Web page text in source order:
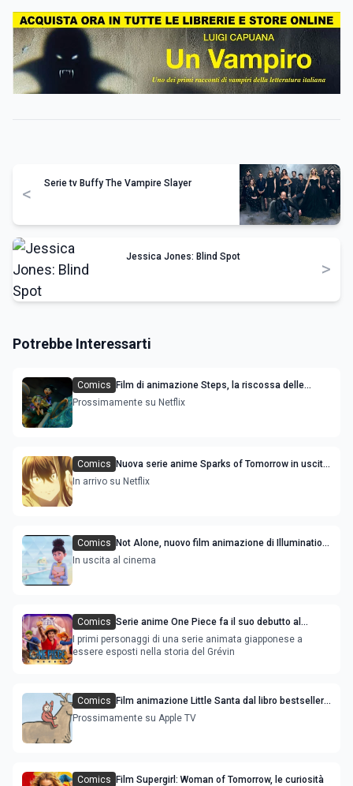
<
Serie tv Buffy The Vampire Slayer
Jessica Jones: Blind Spot
>
Potrebbe Interessarti
Comics Film di animazione Steps, la riscossa delle
sorellastre di Cenerentola: trama cast e uscita
Prossimamente su Netflix
Comics Nuova serie anime Sparks of Tomorrow in uscita
streaming: le anticipazioni
In arrivo su Netflix
Comics Not Alone, nuovo film animazione di Illumination
con Timothée Chalamet e Selena Gomez
In uscita al cinema
Comics Serie anime One Piece fa il suo debutto al
Museo Grévin di Parigi
I primi personaggi di una serie animata giapponese a
essere esposti nella storia del Grévin
Comics Film animazione Little Santa dal libro bestseller
di Jon Agee
Prossimamente su Apple TV
Comics Film Supergirl: Woman of Tomorrow, le curiosità